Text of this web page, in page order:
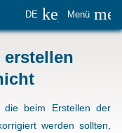
DE Menü
erstellen
die beim Erstellen der
werden sollten,